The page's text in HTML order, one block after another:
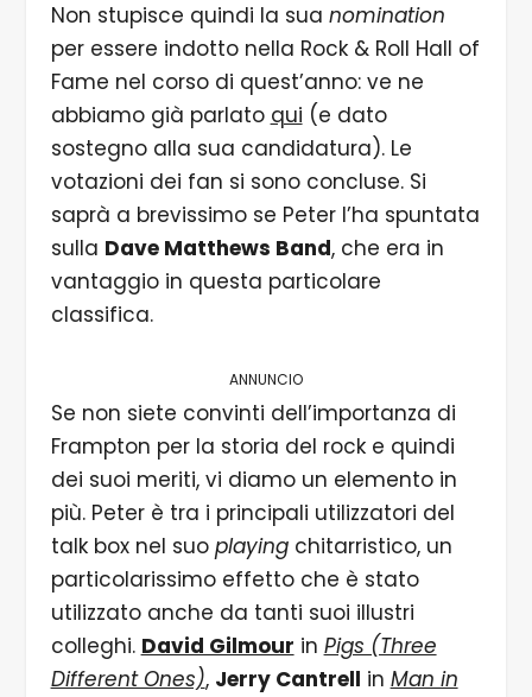
Non stupisce quindi la sua nomination
per essere indotto nella Rock & Roll Hall of
Fame nel corso di quest’anno: ve ne
abbiamo già parlato qui (e dato
sostegno alla sua candidatura). Le
votazioni dei fan si sono concluse. Si
saprà a brevissimo se Peter l’ha spuntata
sulla Dave Matthews Band, che era in
vantaggio in questa particolare
classifica.
ANNUNCIO
Se non siete convinti dell’importanza di
Frampton per la storia del rock e quindi
dei suoi meriti, vi diamo un elemento in
più. Peter è tra i principali utilizzatori del
talk box nel suo playing chitarristico, un
particolarissimo effetto che è stato
utilizzato anche da tanti suoi illustri
colleghi. David Gilmour in Pigs (Three
Different Ones), Jerry Cantrell in Man in